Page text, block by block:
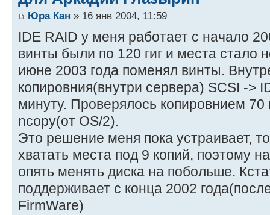
Юра Кан » 16 янв 2004, 11:59
IDE RAID у меня работает с начало
винты были по 120 гиг и места стало
июне 2003 года поменял винты.
копировния(внутри сервера) SCSI ->
минуту. Проверялось копировнием
ncopy(от OS/2).
Это решение меня пока устраивает,
хватать места под 9 копий, поэтому
опять менять диска на побольше.
поддерживает с конца 2002
FirmWare)